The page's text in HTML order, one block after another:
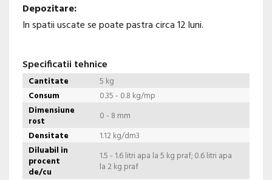
Depozitare:
In spatii uscate se poate pastra circa 12 luni.
Specificatii tehnice
Cantitate
5 kg
Consum
0.35 - 0.8 kg/mp
Dimensiune
rost
0 - 8 mm
Densitate
1.12 kg/dm3
Diluabil in
procent
de/cu
1.5 - 1.6 litri apa la 5 kg praf; 0.6 litri apa
la 2 kg praf